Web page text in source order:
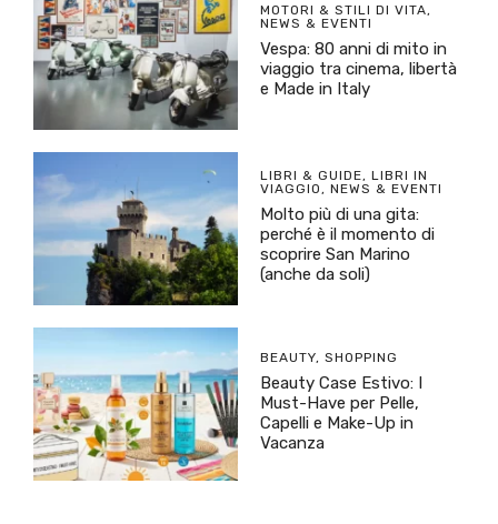
MOTORI & STILI DI VITA,
NEWS & EVENTI
Vespa: 80 anni di mito in
viaggio tra cinema, libertà
e Made in Italy
LIBRI & GUIDE, LIBRI IN
VIAGGIO , NEWS & EVENTI
Molto più di una gita:
perché è il momento di
scoprire San Marino
(anche da soli)
BEAUTY, SHOPPING
Beauty Case Estivo: I
Must-Have per Pelle,
Capelli e Make-Up in
Vacanza